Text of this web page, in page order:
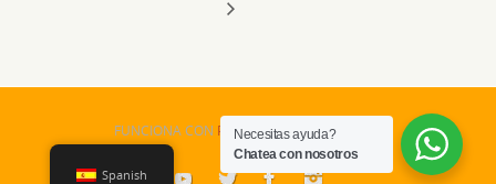
FUNCIONA CON PARABOLA&WORDPRESS.
Spanish
Necesitas ayuda?
Chatea con nosotros